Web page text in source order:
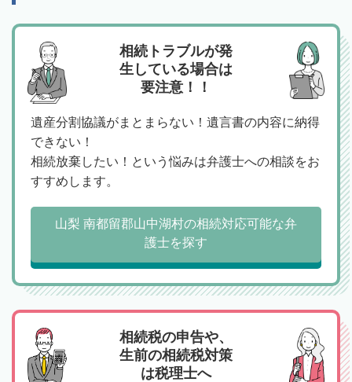
相続トラブルが発
生している場合は
要注意！！
遺産分割協議がまとまらない！遺言書の内容に納得
できない！
相続放棄したい！という悩みは弁護士への相談をお
すすめします。
山梨 南都留郡山中湖村の相続対応可能な弁
護士を探す
相続税の申告や、
生前の相続税対策
は税理士へ